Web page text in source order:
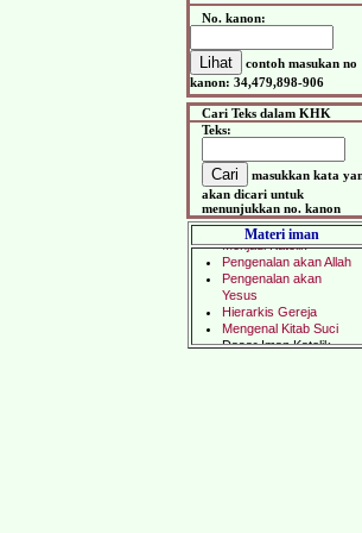
No. kanon:
contoh masukan no
kanon: 34,479,898-906
Cari Teks dalam KHK
Teks:
masukkan kata
akan dicari untuk
menunjukkan no. kanon
Materi iman